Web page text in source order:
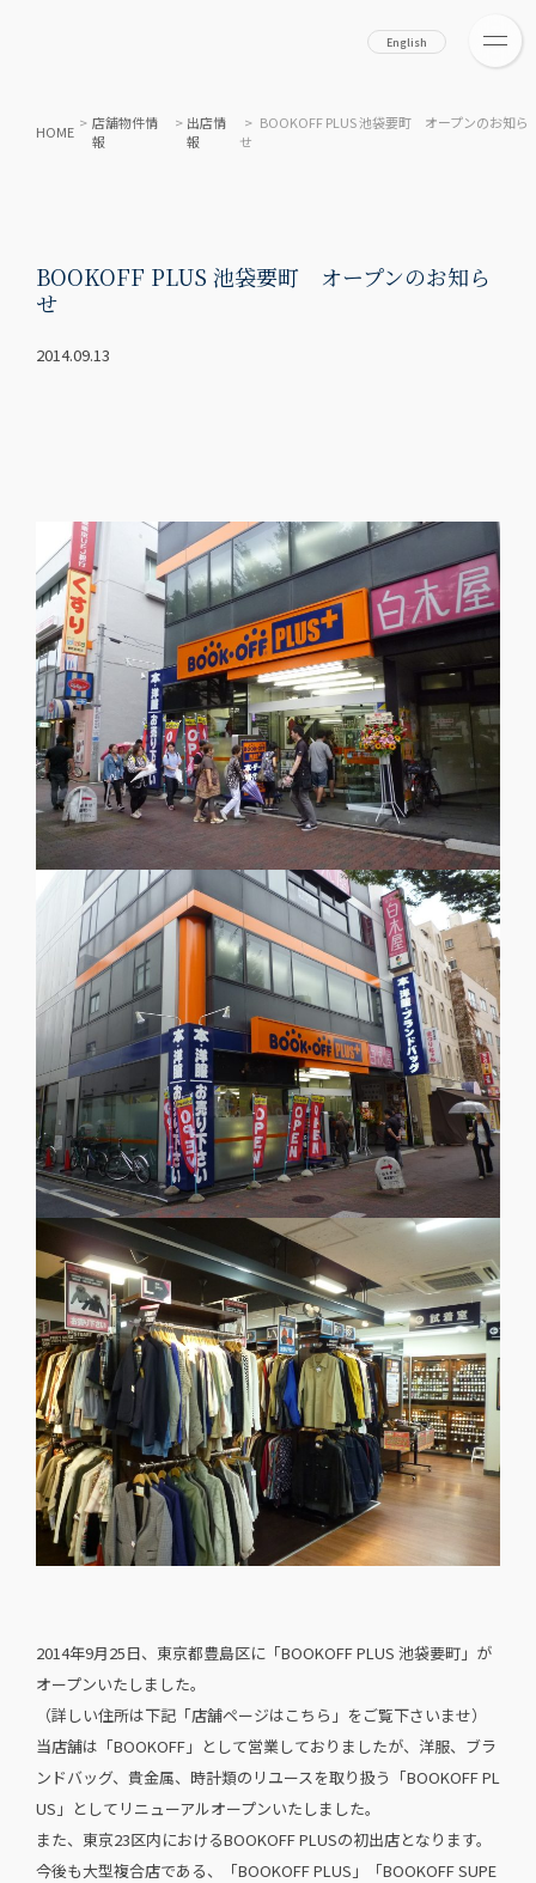
English
HOME > 店舗物件情
報
> 出店情
報
> BOOKOFF PLUS 池袋要町 オープンのお知ら
せ
BOOKOFF PLUS 池袋要町 オープンのお知ら
せ
2014.09.13
2014年9月25日、東京都豊島区に「BOOKOFF PLUS 池袋要町」が
オープンいたしました。
（詳しい住所は下記「店舗ページはこちら」をご覧下さいませ）
当店舗は「BOOKOFF」として営業しておりましたが、洋服、ブラ
ンドバッグ、貴金属、時計類のリユースを取り扱う「BOOKOFF PL
US」としてリニューアルオープンいたしました。
また、東京23区内におけるBOOKOFF PLUSの初出店となります。
今後も大型複合店である、「BOOKOFF PLUS」「BOOKOFF SUPE